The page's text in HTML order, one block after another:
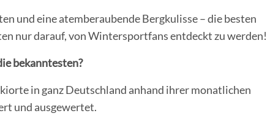
und eine atemberaubende Bergkulisse – die besten
nur darauf, von Wintersportfans entdeckt zu werden!
bekanntesten?
in ganz Deutschland anhand ihrer monatlichen
und ausgewertet.